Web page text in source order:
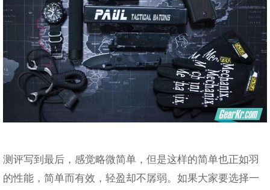
测评写到最后，感觉略微简单，但是这样的简单也正如羽
的性能，简单而有效，轻盈却不孱弱。如果大家要选择一